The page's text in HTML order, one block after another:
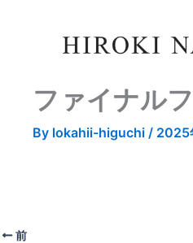
ファイナル
By lokahii-higuchi / 2025
前